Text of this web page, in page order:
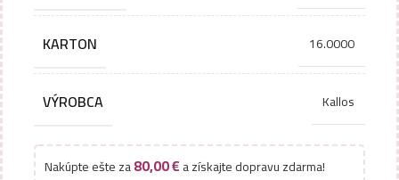
KARTON 16.0000
VÝROBCA Kallos
Nakúpte ešte za80,00€a získajte dopravu zdarma!